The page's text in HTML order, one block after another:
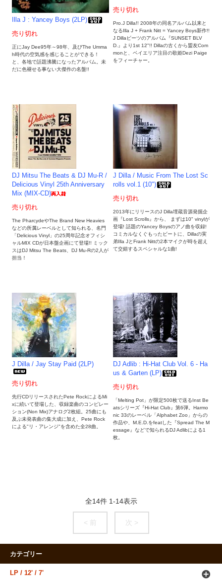
Illa J : Yancey Boys (2LP)
売り切れ
正にJay Dee95年～98年、及びThe Umma
h時代の空気感を感じることができる！
と、各地で話題沸騰になったアルバム。未
だに色褪せる事ない大傑作の名盤!!
売り切れ
Pro.J Dilla!! 2008年の同名アルバム以来と
なるIlla J + Frank Nitt = Yancey Boys新作!!
J Dillaビーツのアルバム『SUNSET BLV
D.』より1st 12"!! Dillaの古くから盟友Com
monと、ベイエリア注目の歌姫Dezi Paige
をフィーチャー。
DJ Mitsu The Beats & DJ Mu-R /
Delicious Vinyl 25th Anniversary
Mix (MIX-CD)
売り切れ
The PharcydeやThe Brand New Heavies
などの所属レーベルとして知られる、名門
「Delicious Vinyl」の25周年記念オフィシ
ャルMIX CDが日本盤企画にて登場!! ミック
スはDJ Mitsu The Beats、DJ Mu-Rの2人が
担当！
J Dilla / Music From The Lost Sc
rolls vol.1 (10")
売り切れ
2013年にリリースのJ Dilla埋蔵音源発掘企
画『Lost Scrolls』から、 まずは10" vinylが
登場! 話題のYancey Boysのアノ曲を収録!
コミカルなくぐもったビートに、Dillaの実
弟Illa JとFrank Nittの2本マイクが時を超え
て交錯するスペシャルな1曲!
J Dilla / Jay Stay Paid (2LP)
売り切れ
先行CDリリースされたPete RockによるMi
xに続いて登場した、収録楽曲のコンピレー
ション(Non Mix)アナログ2枚組。25曲にも
及ぶ未発表曲の集大成に加え、Pete Rock
による"リ・アレンジ"を含めた全28曲。
DJ Adlib : Hi-Hat Club Vol. 6 - Ha
us & Garten (LP)
売り切れ
「Melting Pot」が限定500枚で送るInst Be
atsシリーズ『Hi-Hat Club』第6弾。Harmo
nic 33のレーベル「Alphabet Zoo」からの
作品や、M.E.D.をfeatした『Spread The M
essage』などで知られるDJ Adlibによる1
枚。
全14件 1-14表示
< 前 次 >
カテゴリー
LP / 12' / 7'